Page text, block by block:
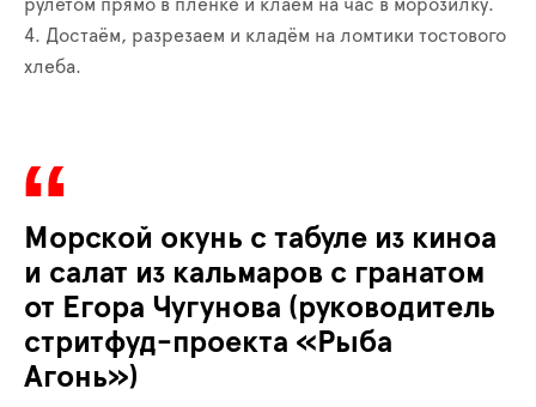
рулетом прямо в плёнке и клаём на час в морозилку.
4. Достаём, разрезаем и кладём на ломтики тостового
хлеба.
Морской окунь с табуле из киноа
и салат из кальмаров с гранатом
от Егора Чугунова (руководитель
стритфуд-проекта «Рыба
Агонь»)